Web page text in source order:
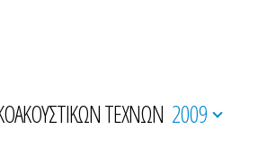
ΤΕΧΝΩΝ 2009